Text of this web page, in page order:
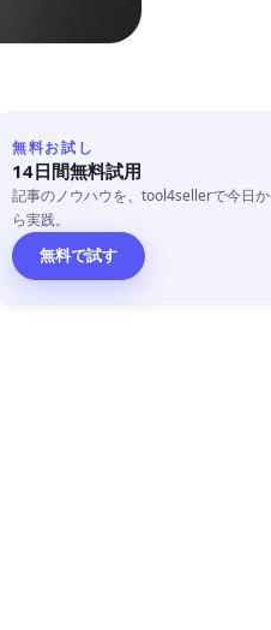
無料お試し
14日間無料試用
記事のノウハウを、tool4sellerで今日か
ら実践。
無料で試す